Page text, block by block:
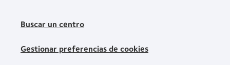
Buscar un centro
Gestionar preferencias de cookies